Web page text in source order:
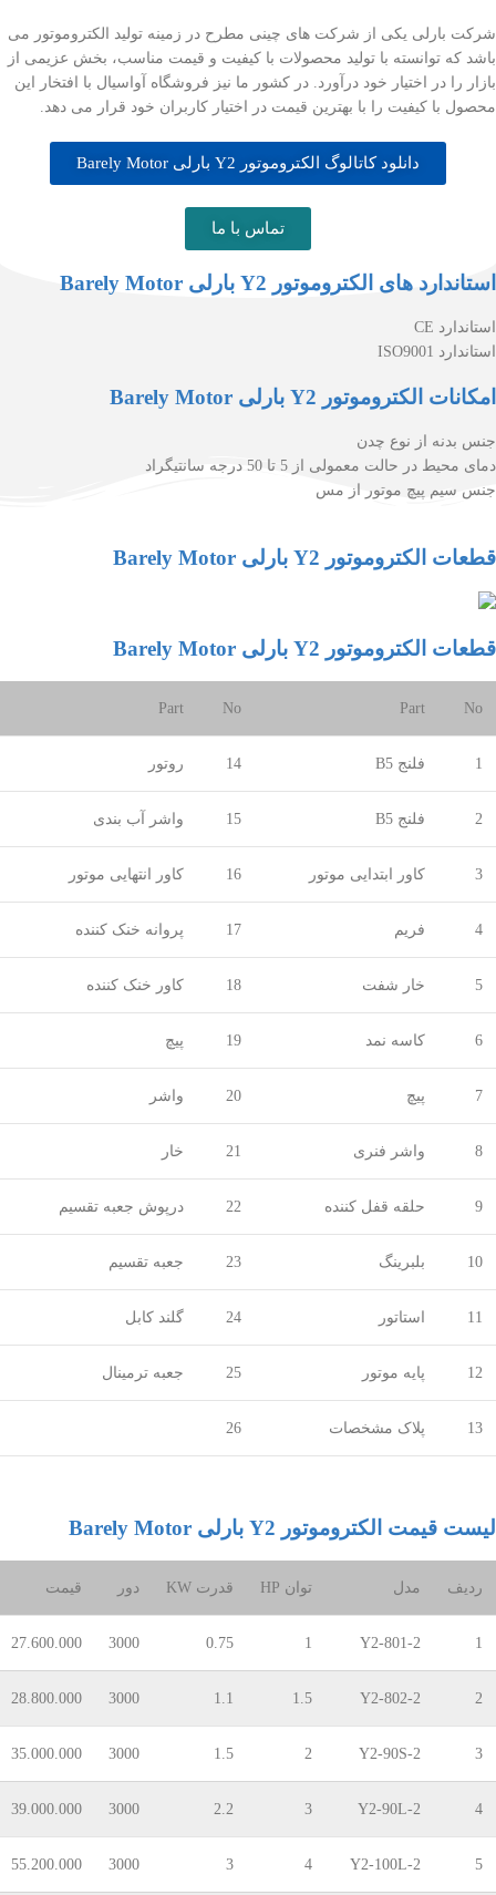
شرکت بارلی یکی از شرکت های چینی مطرح در زمینه تولید الکتروموتور می
باشد که توانسته با تولید محصولات با کیفیت و قیمت مناسب، بخش عزیمی از
بازار را در اختیار خود درآورد. در کشور ما نیز فروشگاه آواسیال با افتخار این
محصول با کیفیت را با بهترین قیمت در اختیار کاربران خود قرار می دهد.
دانلود کاتالوگ الکتروموتور Y2 بارلی Barely Motor
تماس با ما
استاندارد های الکتروموتور Y2 بارلی Barely Motor
استاندارد CE
استاندارد ISO9001
امکانات الکتروموتور Y2 بارلی Barely Motor
جنس بدنه از نوع چدن
دمای محیط در حالت معمولی از 5 تا 50 درجه سانتیگراد
جنس سیم پیچ موتور از مس
قطعات الکتروموتور Y2 بارلی Barely Motor
قطعات الکتروموتور Y2 بارلی Barely Motor
No
Part
No
Part
1 فلنج B5
14 روتور
2 فلنج B5
15 واشر آب بندی
3 کاور ابتدایی موتور 16 کاور انتهایی موتور
4 فریم 17 پروانه خنک کننده
5 خار شفت 18 کاور خنک کننده
6 کاسه نمد 19 پیچ
7 پیچ 20 واشر
8 واشر فنری 21 خار
9 حلقه قفل کننده 22 درپوش جعبه تقسیم
10 بلبرینگ 23 جعبه تقسیم
11 استاتور 24 گلند کابل
12 پایه موتور 25 جعبه ترمینال
13 پلاک مشخصات 26
لیست قیمت الکتروموتور Y2 بارلی Barely Motor
ردیف مدل توان HP قدرت KW دور قیمت
1
Y2-801-2
1
0.75
3000
27.600.000
2
Y2-802-2
1.5
1.1
3000
28.800.000
3
Y2-90S-2
2
1.5
3000
35.000.000
4
Y2-90L-2
3
2.2
3000
39.000.000
5
Y2-100L-2
4
3
3000
55.200.000